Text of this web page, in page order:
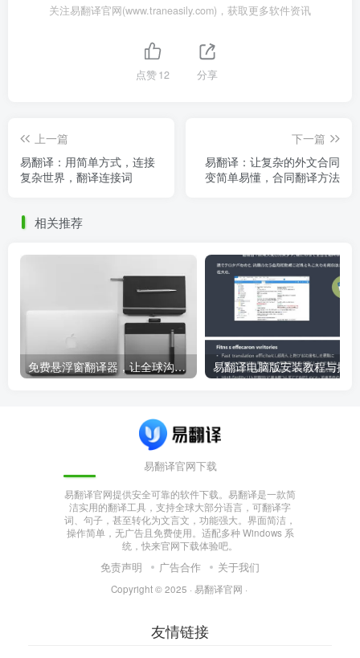
关注易翻译官网(www.traneasily.com)，获取更多软件资讯
点赞12 分享
上一篇
易翻译：用简单方式，连接
复杂世界，翻译连接词
下一篇
易翻译：让复杂的外文合同
变简单易懂，合同翻译方法
相关推荐
免费悬浮窗翻译器，让全球沟通无障碍！
易翻译官网下载
易翻译官网提供安全可靠的软件下载。易翻译是一款简
洁实用的翻译工具，支持全球大部分语言，可翻译字
词、句子，甚至转化为文言文，功能强大。界面简洁，
操作简单，无广告且免费使用。适配多种 Windows 系
统，快来官网下载体验吧。
免责声明 广告合作 关于我们
Copyright © 2025 · 易翻译官网 ·
友情链接